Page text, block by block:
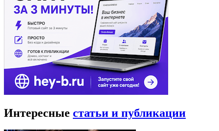
Интересные статьи и публикации